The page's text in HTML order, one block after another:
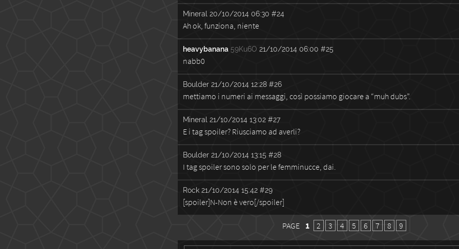
Mineral 20/10/2014 06:30 #24
Ah ok, funziona, niente
heavybanana 59Ku6O 21/10/2014 06:00 #25
nabb0
Boulder 21/10/2014 12:28 #26
mettiamo i numeri ai messaggi, così possiamo giocare a “muh dubs”.
Mineral 21/10/2014 13:02 #27
E i tag spoiler? Riusciamo ad averli?
Boulder 21/10/2014 13:15 #28
I tag spoiler sono solo per le femminucce, dai.
Rock 21/10/2014 15:42 #29
[spoiler]N-Non è vero[/spoiler]
PAGE 1 2 3 4 5 6 7 8 9